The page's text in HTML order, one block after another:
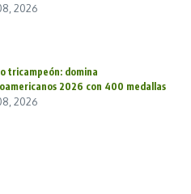
2026
tricampeón: domina
2026 con 400 medallas
2026